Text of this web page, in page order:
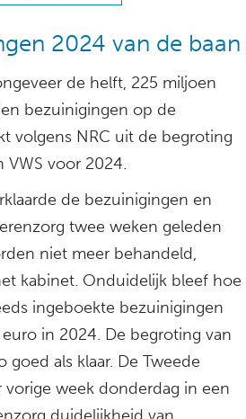
2024 van de baan
de helft, 225 miljoen
bezuinigingen op de
volgens NRC uit de begroting
VWS voor 2024.
de bezuinigingen en
twee weken geleden
niet meer behandeld,
kabinet. Onduidelijk bleef hoe
ingeboekte bezuinigingen
in 2024. De begroting van
goed als klaar. De Tweede
vorige week donderdag in een